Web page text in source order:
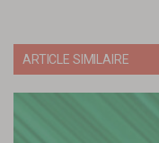
ARTICLE SIMILAIRE